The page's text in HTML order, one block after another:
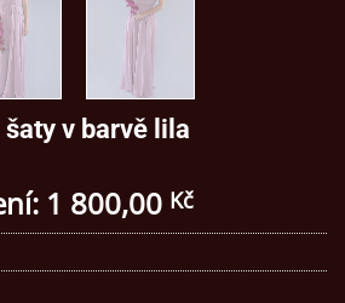
v barvě lila
1 800,00 Kč